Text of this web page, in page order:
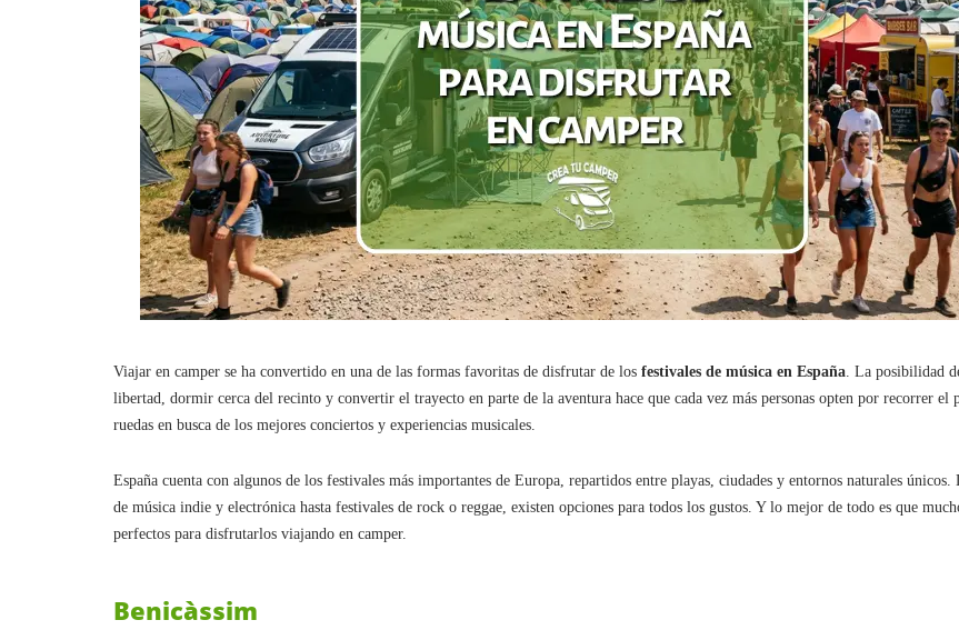
Viajar en camper se ha convertido en una de las formas favoritas de disfrutar de los festivales de música en España. La posibilidad
libertad, dormir cerca del recinto y convertir el trayecto en parte de la aventura hace que cada vez más personas opten por recorrer el
ruedas en busca de los mejores conciertos y experiencias musicales.
España cuenta con algunos de los festivales más importantes de Europa, repartidos entre playas, ciudades y entornos naturales únicos.
de música indie y electrónica hasta festivales de rock o reggae, existen opciones para todos los gustos. Y lo mejor de todo es que
perfectos para disfrutarlos viajando en camper.
Benicàssim